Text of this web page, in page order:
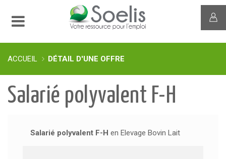
ACCUEIL DÉTAIL D'UNE OFFRE
Salarié polyvalent F-H
Salarié polyvalent F-H en Elevage Bovin Lait